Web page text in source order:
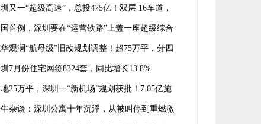
来了
又一“超级高速”，总投475亿！双层 16车道，
龙华宝安
首例，深圳要在“运营铁路”上盖一座超级综合
观澜“航母级”旧改规划调整！超75万平，分四
7月份住宅网签8324套，同比增长13.8%
25万平，深圳一“新机场”规划获批！7.05亿施
落定
杂谈：深圳公寓十年沉浮，从被叫停到重燃激